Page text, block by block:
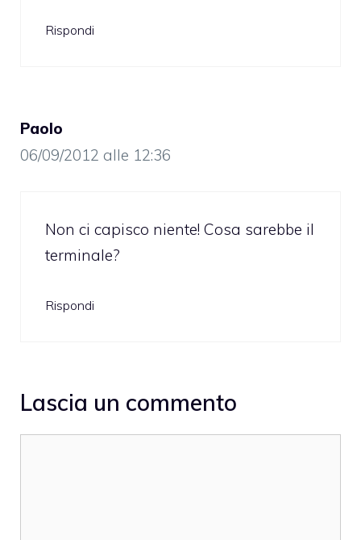
Rispondi
Paolo
06/09/2012 alle 12:36
Non ci capisco niente! Cosa sarebbe il
terminale?
Rispondi
Lascia un commento